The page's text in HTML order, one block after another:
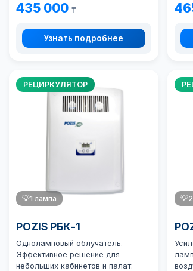
435 000 ₸
Узнать подробнее
РЕЦИРКУЛЯТОР
💡1 лампа
POZIS РБК-1
Одноламповый облучатель.
Эффективное решение для
небольших кабинетов и палат.
💡